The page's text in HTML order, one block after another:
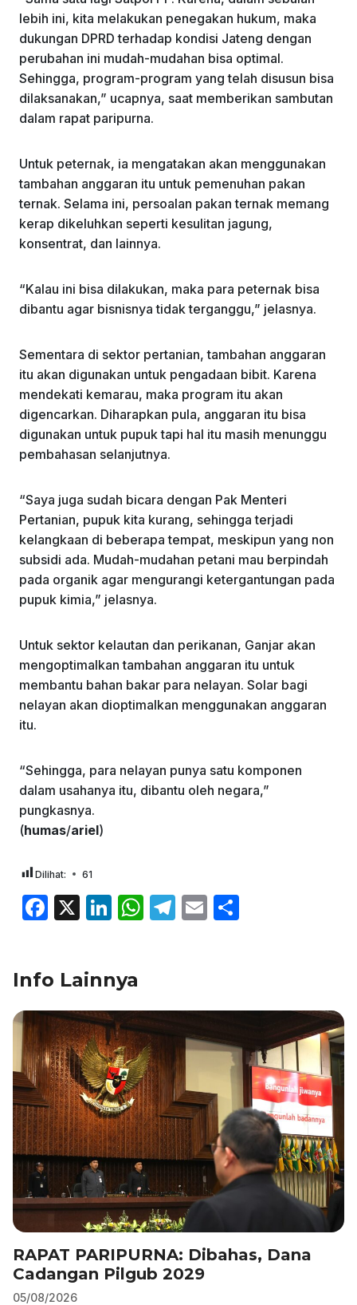
lebih ini, kita melakukan penegakan hukum, maka
dukungan DPRD terhadap kondisi Jateng dengan
perubahan ini mudah-mudahan bisa optimal.
Sehingga, program-program yang telah disusun bisa
dilaksanakan,” ucapnya, saat memberikan sambutan
dalam rapat paripurna.
Untuk peternak, ia mengatakan akan menggunakan
tambahan anggaran itu untuk pemenuhan pakan
ternak. Selama ini, persoalan pakan ternak memang
kerap dikeluhkan seperti kesulitan jagung,
konsentrat, dan lainnya.
“Kalau ini bisa dilakukan, maka para peternak bisa
dibantu agar bisnisnya tidak terganggu,” jelasnya.
Sementara di sektor pertanian, tambahan anggaran
itu akan digunakan untuk pengadaan bibit. Karena
mendekati kemarau, maka program itu akan
digencarkan. Diharapkan pula, anggaran itu bisa
digunakan untuk pupuk tapi hal itu masih menunggu
pembahasan selanjutnya.
“Saya juga sudah bicara dengan Pak Menteri
Pertanian, pupuk kita kurang, sehingga terjadi
kelangkaan di beberapa tempat, meskipun yang non
subsidi ada. Mudah-mudahan petani mau berpindah
pada organik agar mengurangi ketergantungan pada
pupuk kimia,” jelasnya.
Untuk sektor kelautan dan perikanan, Ganjar akan
mengoptimalkan tambahan anggaran itu untuk
membantu bahan bakar para nelayan. Solar bagi
nelayan akan dioptimalkan menggunakan anggaran
itu.
“Sehingga, para nelayan punya satu komponen
dalam usahanya itu, dibantu oleh negara,”
pungkasnya.
(humas/ariel)
Dilihat: 61
F
e
b
o
o
k
X
Li
e
dI
n
W
A
p
p
T
a
m
E
Info Lainnya
RAPAT PARIPURNA: Dibahas, Dana
Cadangan Pilgub 2029
05/08/2026